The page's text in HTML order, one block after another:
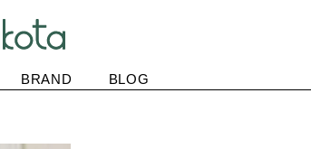
BRAND BLOG